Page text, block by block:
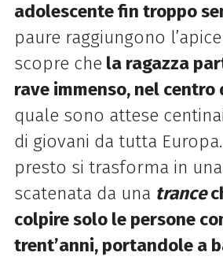
adolescente fin troppo
paure raggiungono
scopre che la ragazza
rave immenso, nel centro
quale sono attese
di giovani da tutta Europa.
presto si trasforma in
scatenata da una trance
colpire solo le persone
trent’anni, portandole a